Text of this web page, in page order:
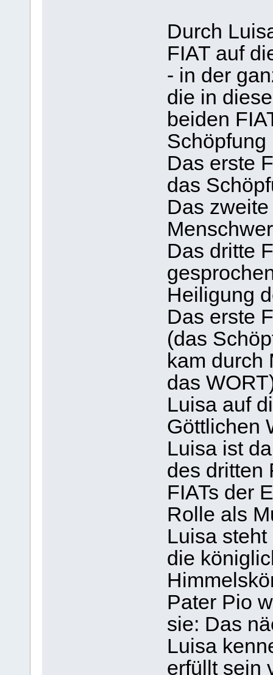
Durch
FIAT auf
- in der
die in
beiden
Schöpfung
Das erste
das
Das
Das dritte
Heiligung
Das erste
(das
kam durch
das
Luisa auf
Göttlichen
Luisa ist
des dritten
FIATs der
Rolle als
Luisa
die
Pater Pio
sie: Das
Luisa
erfüllt sein